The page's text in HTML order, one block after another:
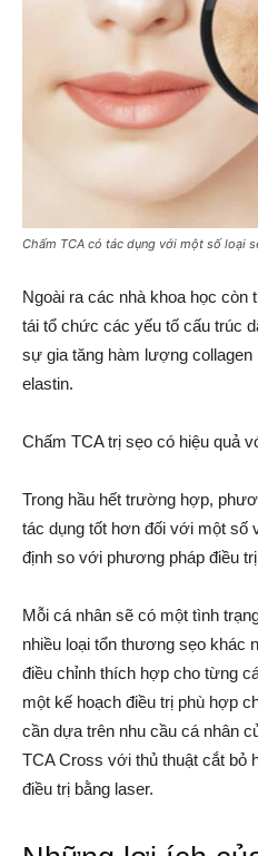
Chấm TCA có tác dụng với một số loại
Ngoài ra các nhà khoa học còn
tái tổ chức các yếu tố cấu trúc
sự gia tăng hàm lượng
elastin.
Chấm TCA trị sẹo có hiệu quả
Trong hầu hết trường hợp,
tác dụng tốt hơn đối với một số
định so với phương pháp điều
Mỗi cá nhân sẽ có một tình
nhiều loại tổn thương sẹo khác
điều chỉnh thích hợp cho từng
một kế hoạch điều trị phù hợp
cần dựa trên nhu cầu cá nhân
TCA Cross với thủ thuật cắt bỏ
điều trị bằng laser.